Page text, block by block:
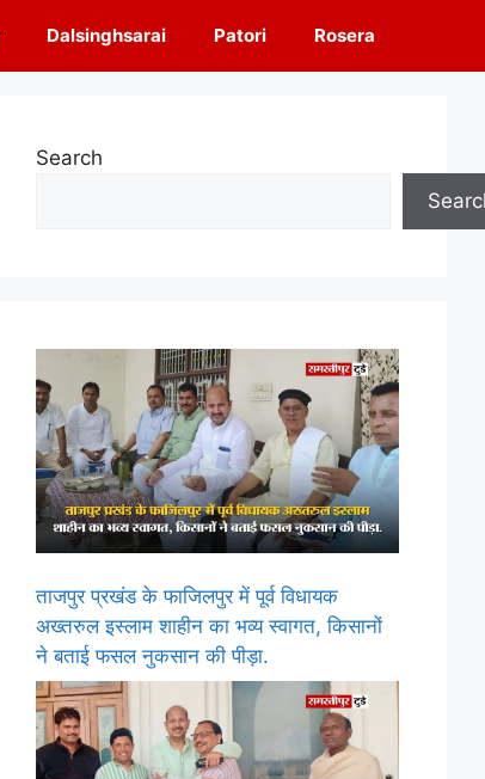
Dalsinghsarai Patori Rosera
Search
ताजपुर प्रखंड के फाजिलपुर में पूर्व विधायक
अख्तरुल इस्लाम शाहीन का भव्य स्वागत, किसानों
ने बताई फसल नुकसान की पीड़ा.